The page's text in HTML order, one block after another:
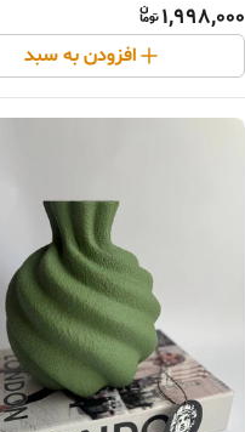
1,998,000
افزودن به سبد